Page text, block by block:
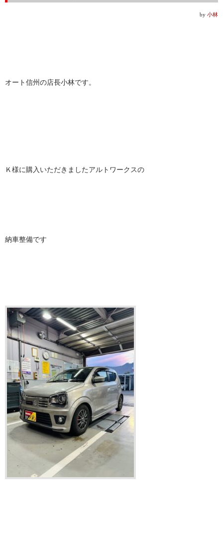
by 小林
オート信州の店長小林です。
Ｋ様に購入いただきましたアルトワークスの
納車整備です